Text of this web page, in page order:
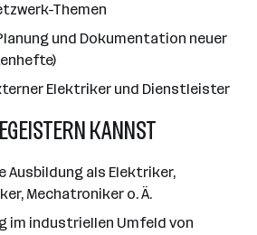
Themen
und Dokumentation neuer
Elektriker und Dienstleister
KANNST
Ausbildung als Elektriker,
Mechatroniker o. Ä.
im industriellen Umfeld von